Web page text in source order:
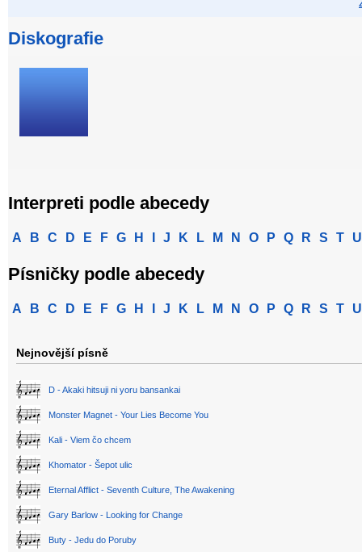
Diskografie
Interpreti podle abecedy
A B C D E F G H J K L M N O P Q R S T U
Písničky podle abecedy
A B C D E F G H J K L M N O P Q R S T U
Nejnovější písně
D - Akaki hitsuji ni yoru bansankai
Monster Magnet - Your Lies Become You
Kali - Viem čo chcem
Khomator - Šepot ulic
Eternal Afflict - Seventh Culture, The Awakening
Gary Barlow - Looking for Change
Buty - Jedu do Poruby